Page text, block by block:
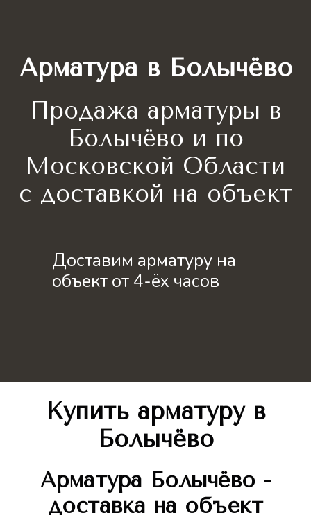
Арматура в Болычёво
Продажа арматуры в
Болычёво и по
Московской Области
с доставкой на объект
Доставим арматуру на
объект от 4-ёх часов
Купить арматуру в
Болычёво
Арматура Болычёво -
доставка на объект